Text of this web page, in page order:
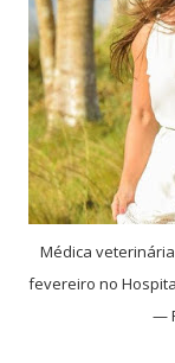
Médica
fevereiro no
—